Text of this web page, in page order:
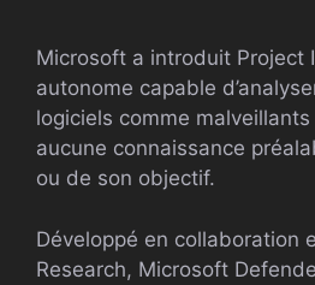
Microsoft a introduit Project
autonome capable
logiciels comme
aucune connaissance
ou de son objectif.
Développé en collaboration
Research, Microsoft